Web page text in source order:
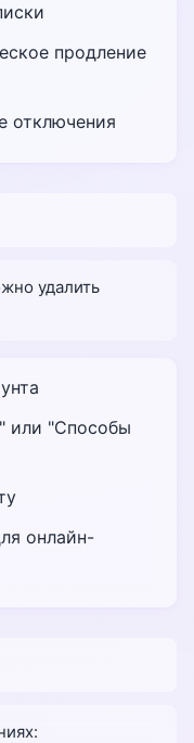
продление
отключения
удалить
или "Способы
онлайн-